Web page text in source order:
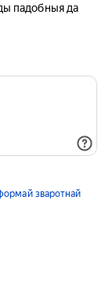
падобныя да
зваротнай